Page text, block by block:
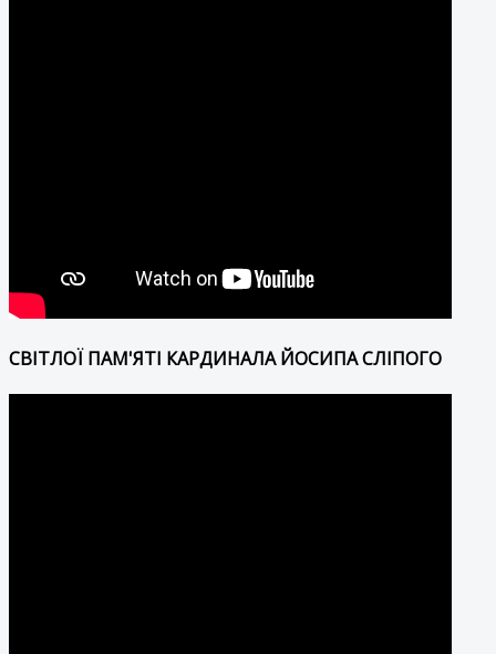
СВІТЛОЇ ПАМ'ЯТІ КАРДИНАЛА ЙОСИПА СЛІПОГО